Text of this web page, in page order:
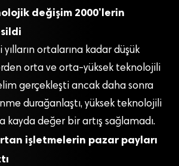
değişim 2000’lerin
ortalarına kadar düşük
orta ve orta-yüksek teknolojili
gerçekleşti ancak daha sonra
durağanlaştı, yüksek teknolojili
kayda değer bir artış sağlamadı.
işletmelerin pazar payları